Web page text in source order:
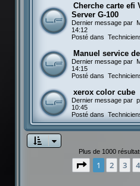
Cherche carte efi
Server G-100
Dernier message par
14:12
Posté dans
Manuel service
Dernier message par
14:15
Posté dans
xerox color cube
Dernier message par
10:45
Posté dans
Plus de 1000
Page 1sur20
1 2 3 4